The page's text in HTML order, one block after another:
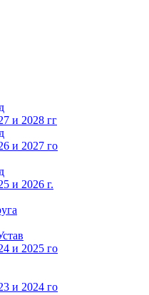
и 2028 гг
и 2027 го
и 2026 г.
и 2025 го
и 2024 го